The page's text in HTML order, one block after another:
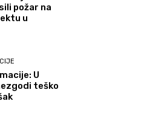
požar na
u
U
teško